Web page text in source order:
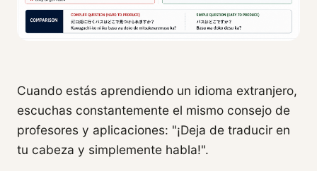
Cuando estás aprendiendo un idioma extranjero,
escuchas constantemente el mismo consejo de
profesores y aplicaciones: "¡Deja de traducir en
tu cabeza y simplemente habla!".